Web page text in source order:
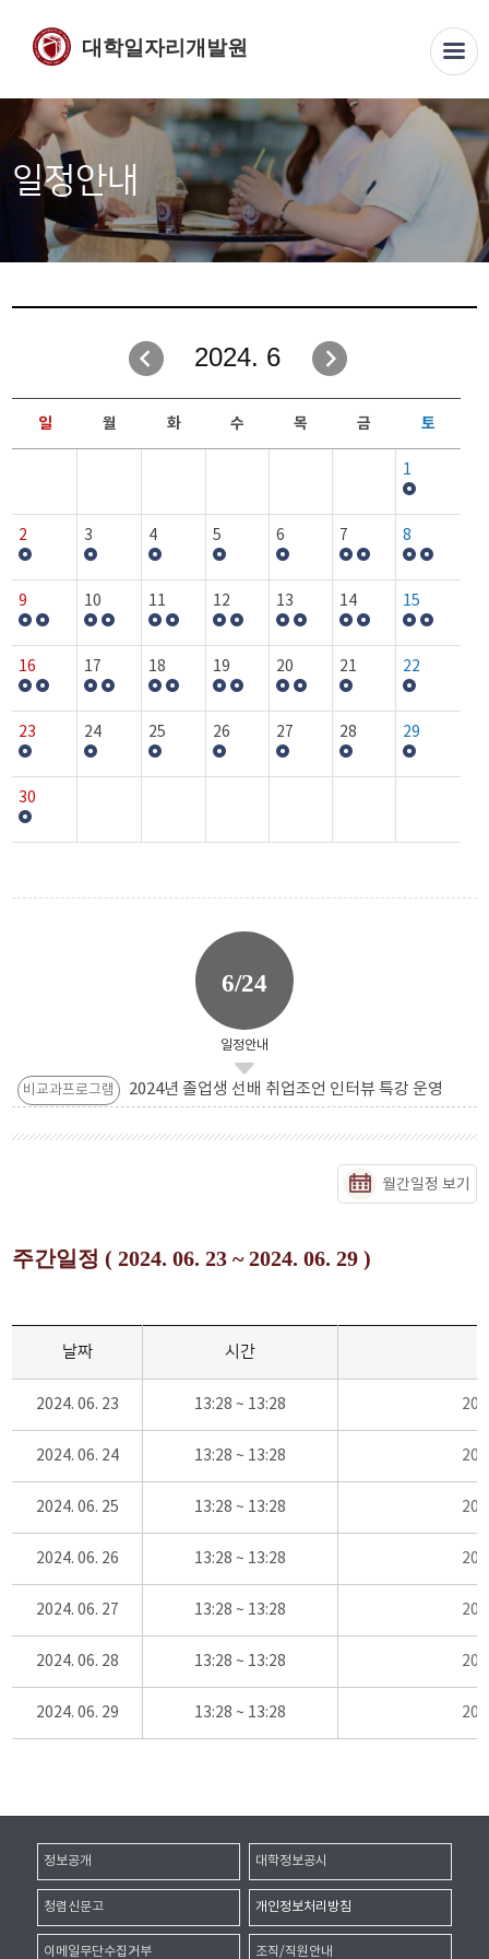
대학일자리개발원
일정안내
2024. 6
일 월 화 수 목 금 토
1
2 3 4 5 6 7 8
9 10 11 12 13 14 15
16 17 18 19 20 21 22
23 24 25 26 27 28 29
30
6/24
일정안내
비교과프로그램 2024년 졸업생 선배 취업조언 인터뷰 특강 운영
월간일정 보기
주간일정 ( 2024. 06. 23 ~ 2024. 06. 29 )
날짜 시간
2024. 06. 23 13:28 ~ 13:28
2024. 06. 24 13:28 ~ 13:28
2024. 06. 25 13:28 ~ 13:28
2024. 06. 26 13:28 ~ 13:28
2024. 06. 27 13:28 ~ 13:28
2024. 06. 28 13:28 ~ 13:28
2024. 06. 29 13:28 ~ 13:28
정보공개 대학정보공시
청렴신문고 개인정보처리방침
이메일무단수집거부 조직/직원안내